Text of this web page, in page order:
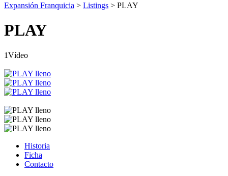
Expansión Franquicia > Listings > PLAY
PLAY
1Vídeo
Historia
Ficha
Contacto